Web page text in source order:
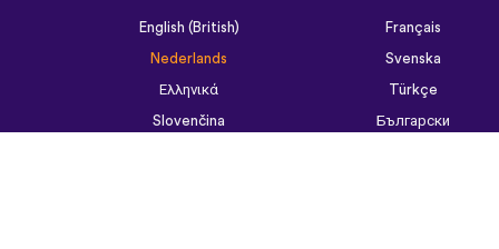
Nederlands
Svenska
Ελληνικά
Türkçe
Slovenčina
Български
ไทย
Tiếng Việt